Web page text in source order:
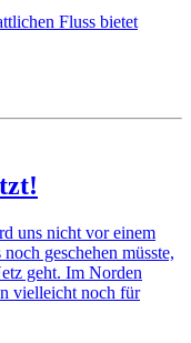
Fluss bietet
uns nicht vor einem
geschehen müsste,
geht. Im Norden
vielleicht noch für